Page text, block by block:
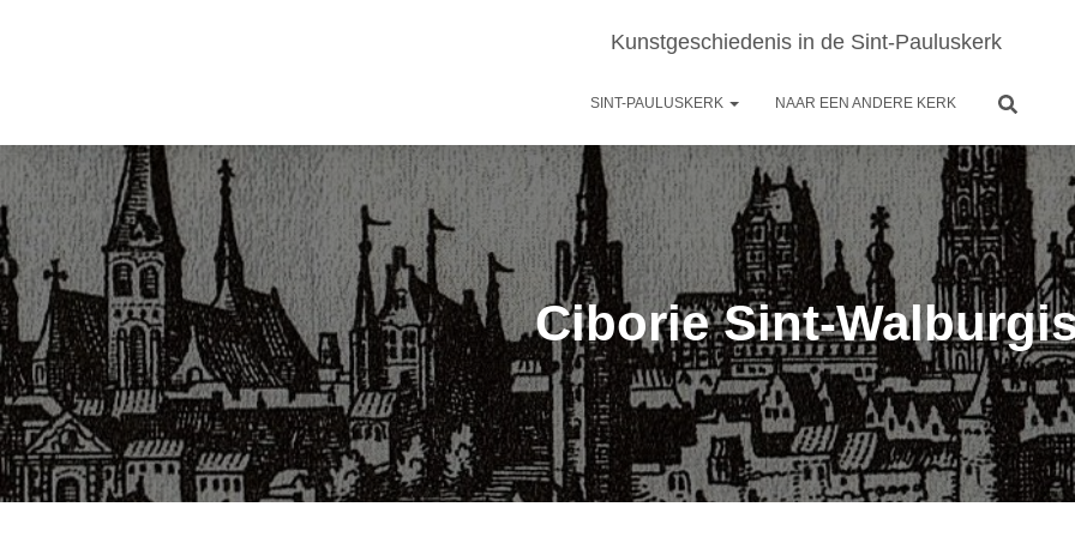
Kunstgeschiedenis in de Sint-Pauluskerk
SINT-PAULUSKERK NAAR EEN ANDERE KERK
Ciborie Sint-